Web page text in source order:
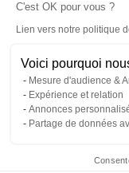
C'est OK pour vous ?
Lien vers notre politique
Voici pourquoi
Mesure d'audience &
Expérience et relation
Annonces
Partage de données
© Pier Import2026